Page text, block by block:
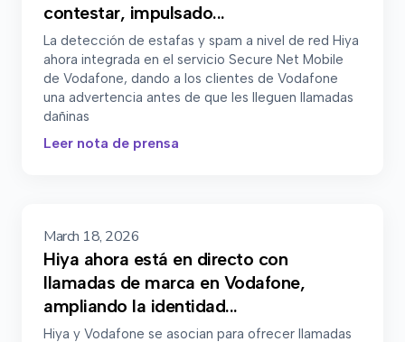
contestar, impulsado...
La detección de estafas y spam a nivel de red Hiya
ahora integrada en el servicio Secure Net Mobile
de Vodafone, dando a los clientes de Vodafone
una advertencia antes de que les lleguen llamadas
dañinas
Leer nota de prensa
March 18, 2026
Hiya ahora está en directo con
llamadas de marca en Vodafone,
ampliando la identidad...
Hiya y Vodafone se asocian para ofrecer llamadas